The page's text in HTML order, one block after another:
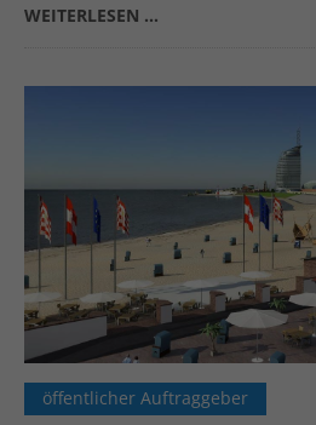
WEITERLESEN …
öffentlicher Auftraggeber